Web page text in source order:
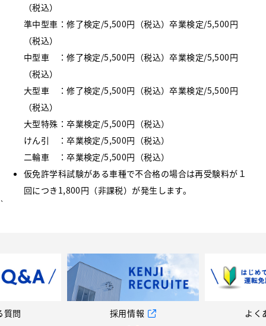
（税込）
準中型車：修了検定/5,500円（税込）卒業検定/5,500円
（税込）
中型車 ：修了検定/5,500円（税込）卒業検定/5,500円
（税込）
大型車 ：修了検定/5,500円（税込）卒業検定/5,500円
（税込）
大型特殊：卒業検定/5,500円（税込）
けん引 ：卒業検定/5,500円（税込）
二輪車 ：卒業検定/5,500円（税込）
仮免許学科試験がある車種で不合格の場合は再受験料が１
回につき1,800円（非課税）が発生します。
`
報 よくある質問 採